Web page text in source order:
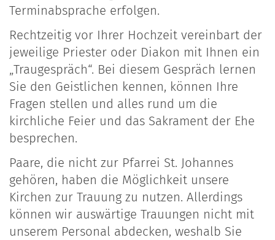
Terminabsprache erfolgen.
Rechtzeitig vor Ihrer Hochzeit vereinbart der
jeweilige Priester oder Diakon mit Ihnen ein
„Traugespräch“. Bei diesem Gespräch lernen
Sie den Geistlichen kennen, können Ihre
Fragen stellen und alles rund um die
kirchliche Feier und das Sakrament der Ehe
besprechen.
Paare, die nicht zur Pfarrei St. Johannes
gehören, haben die Möglichkeit unsere
Kirchen zur Trauung zu nutzen. Allerdings
können wir auswärtige Trauungen nicht mit
unserem Personal abdecken, weshalb Sie